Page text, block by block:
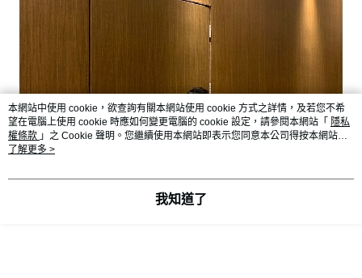
本網站中使用 cookie，欲查詢有關本網站使用 cookie 方式之詳情，及若您不希
望在電腦上使用 cookie 時應如何變更電腦的 cookie 設定，請參閱本網站「 隱私
權條款 」之 Cookie 聲明。您繼續使用本網站即表示您同意本公司得按本網站使
用條款之 Cookie 聲明使用 cookie。
了解更多 >
我知道了